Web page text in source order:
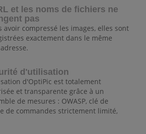
et les noms de fichiers ne
pas
avoir compressé les images, elles sont
exactement dans le même
d'utilisation
d'OptiPic est totalement
et transparente grâce à un
de mesures : OWASP, clé de
de commandes strictement limité,